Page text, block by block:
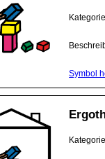
Symbol